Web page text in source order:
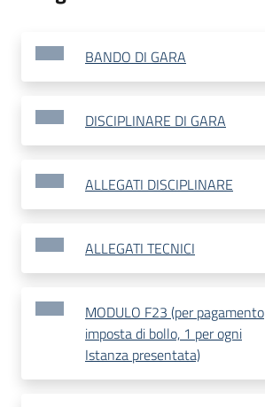
BANDO DI GARA
DISCIPLINARE DI GARA
ALLEGATI DISCIPLINARE
ALLEGATI TECNICI
MODULO F23 (per pagamento
imposta di bollo, 1 per ogni
Istanza presentata)